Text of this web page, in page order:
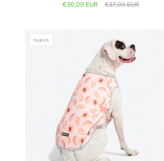
€30,00 EUR
€37,00 EUR
nuevo